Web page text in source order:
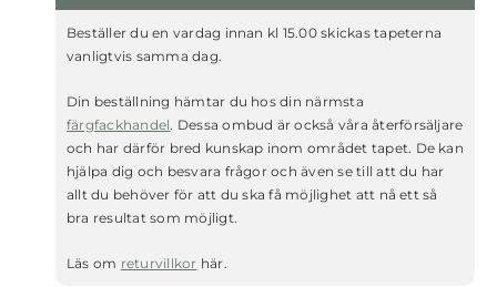
Beställer du en vardag innan kl 15.00 skickas tapeterna
vanligtvis samma dag.
Din beställning hämtar du hos din närmsta
färgfackhandel. Dessa ombud är också våra återförsäljare
och har därför bred kunskap inom området tapet. De kan
hjälpa dig och besvara frågor och även se till att du har
allt du behöver för att du ska få möjlighet att nå ett så
bra resultat som möjligt.
Läs om returvillkor här.